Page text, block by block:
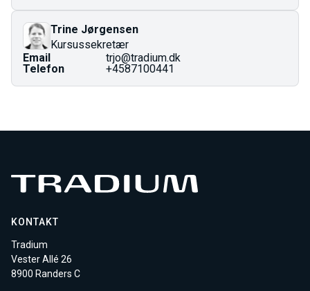
regel dig med en videregående uddannelse.
Prisen på AMU-kurser er fastlagt i finansloven og kan
ændres ved årsskiftet.
Trine Jørgensen
Kursussekretær
Email
trjo@tradium.dk
Telefon
+4587100441
KONTAKT
Tradium
Vester Allé 26
8900 Randers C